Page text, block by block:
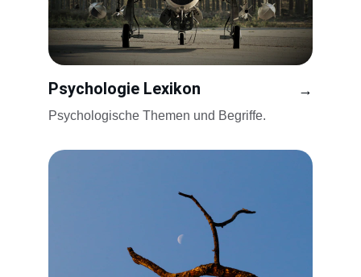
Psychologie Lexikon
Psychologische Themen und Begriffe.
→